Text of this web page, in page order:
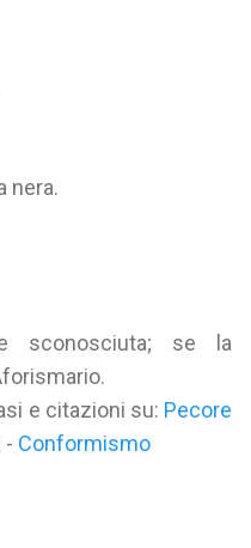
nera.
sconosciuta; se la
e citazioni su: Pecore
- Conformismo